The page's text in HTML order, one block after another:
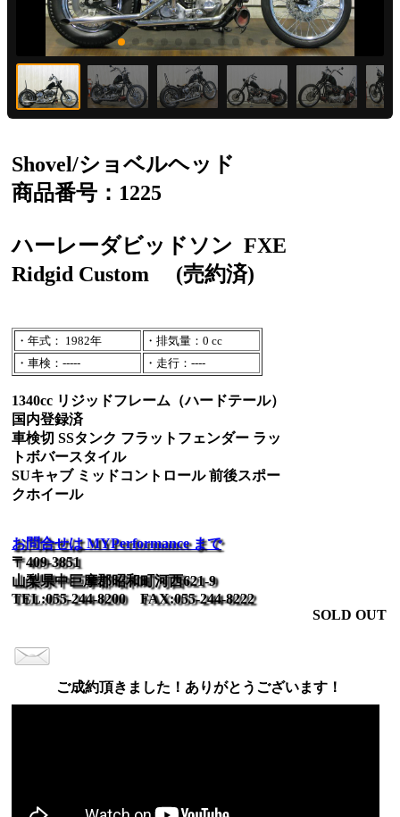
Shovel/ショベルヘッド
商品番号：1225
ハーレーダビッドソン FXE
Ridgid Custom
(売約済)
・年式： 1982年
・排気量：0 cc
・車検：-----
・走行：----
1340cc リジッドフレーム（ハードテール）
国内登録済
車検切 SSタンク フラットフェンダー ラッ
トボバースタイル
SUキャブ ミッドコントロール 前後スポー
クホイール
お問合せは MYPerformance まで
〒409-3851
山梨県中巨摩郡昭和町河西621-9
TEL:055-244-8200 FAX:055-244-8222
SOLD OUT
ご成約頂きました！ありがとうございます！